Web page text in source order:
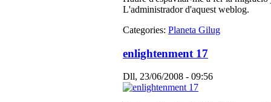
L'administrador d'aquest weblog.
Categories: Planeta Gilug
enlightenment 17
Dll, 23/06/2008 - 09:56